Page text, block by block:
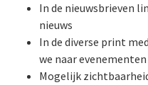
In de nieuwsbrieven
nieuws
In de diverse print
we naar evenementen
Mogelijk